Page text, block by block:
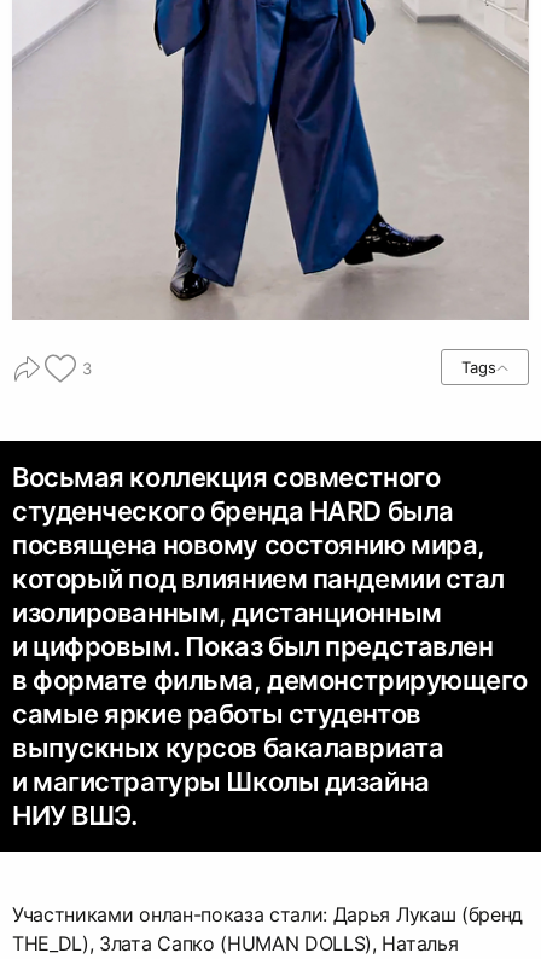
3 Tags
Восьмая коллекция совместного
студенческого бренда HARD была
посвящена новому состоянию мира,
который под влиянием пандемии стал
изолированным, дистанционным
и цифровым. Показ был представлен
в формате фильма, демонстрирующего
самые яркие работы студентов
выпускных курсов бакалавриата
и магистратуры Школы дизайна
НИУ ВШЭ.
Участниками онлан-показа стали: Дарья Лукаш (бренд
THE_DL), Злата Сапко (HUMAN DOLLS), Наталья